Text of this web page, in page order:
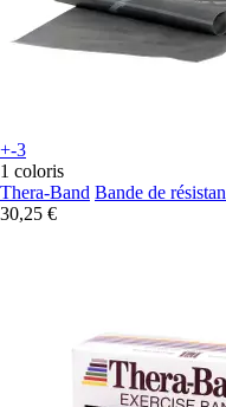
+-3
1 coloris
Thera-Band Bande de
30,25 €